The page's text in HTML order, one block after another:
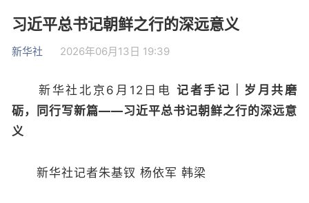
习近平总书记朝鲜之行的深远意义
新华社 2026年06月13日 19:39
新华社北京6月12日电记者手记｜岁月共磨
砺，同行写新篇——习近平总书记朝鲜之行的深远意
义
新华社记者朱基钗 杨依军 韩梁